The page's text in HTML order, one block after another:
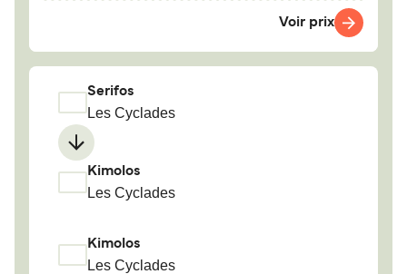
Voir prix
Serifos
Les Cyclades
Kimolos
Les Cyclades
Kimolos
Les Cyclades